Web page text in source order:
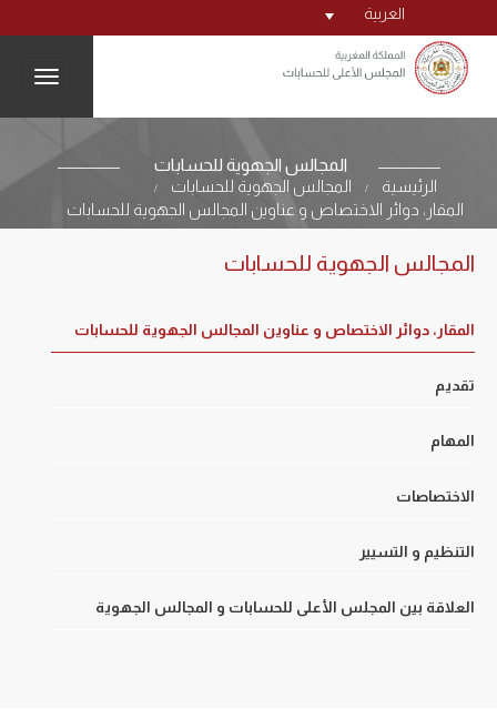
العربية
المجالس الجهوية للحسابات
الرئيسية
/ المجالس الجهوية للحسابات /
المقار، دوائر الاختصاص و عناوين المجالس الجهوية للحسابات
المجالس الجهوية للحسابات
المقار، دوائر الاختصاص و عناوين المجالس الجهوية للحسابات
تقديم
المهام
الاختصاصات
التنظيم و التسيير
العلاقة بين المجلس الأعلى للحسابات و المجالس الجهوية